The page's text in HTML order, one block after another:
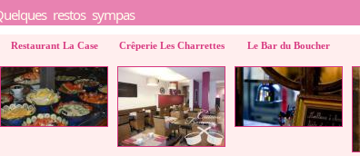
restos sympas
Restaurant La Case Crêperie Les Charrettes Le Bar du Boucher